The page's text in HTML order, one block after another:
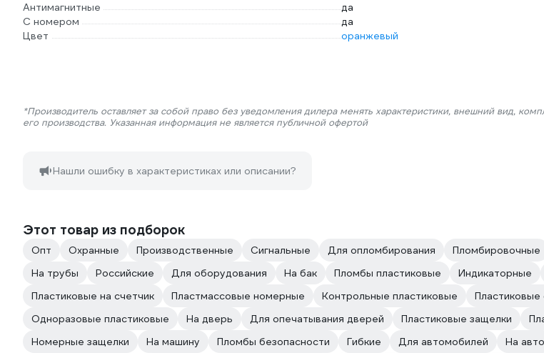
Антимагнитные
да
С номером
да
Цвет
оранжевый
*Производитель оставляет за собой право без уведомления дилера менять характеристики, внешний вид,
его производства. Указанная информация не является публичной офертой
Нашли ошибку в характеристиках или описании?
Этот товар из подборок
Опт Охранные Производственные Сигнальные Для опломбирования Пломбировочные
На трубы
Российские Для оборудования На бак Пломбы пластиковые Индикаторные
Пластиковые на счетчик
Пластмассовые номерные Контрольные пластиковые Пластиковые
Одноразовые пластиковые
На дверь Для опечатывания дверей Пластиковые защелки
Номерные защелки
На машину Пломбы безопасности Гибкие Для автомобилей На авто